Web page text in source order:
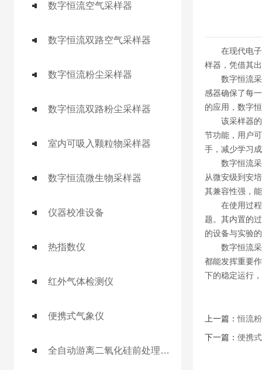
数字恒流空气采样器
数字恒流双路空气采样器
数字恒流粉尘采样器
数字恒流双路粉尘采样器
室内可吸入颗粒物采样器
数字恒流微生物采样器
仪器校准设备
热指数仪
红外气体检测仪
便携式气象仪
全自动游离二氧化硅前处理工作站
在现代电子
样器，凭借其
数字恒流采
感器确保了每
的应用，数字
该采样器的
节功能，用户
手，减少学习
数字恒流采
从微安级到安
其兼容性强，
在使用过程
题。其内置的
的设备与实验
数字恒流采
都能发挥重要
下的稳定运行
上一篇：恒流
下一篇： 便携